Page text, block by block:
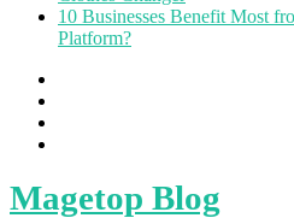
10 Businesses Benefit Most
Platform?
Magetop Blog